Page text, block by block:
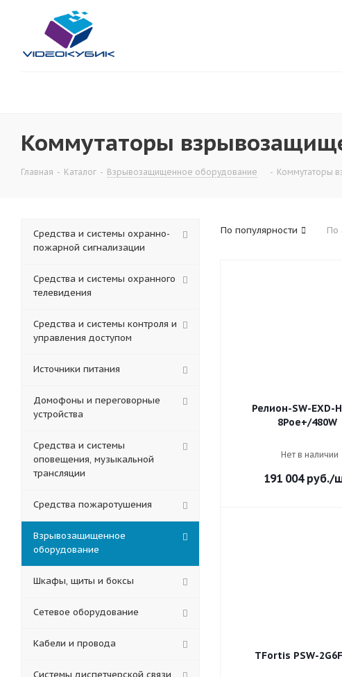
Коммутаторы
Главная - Каталог - Взрывозащищенное оборудование - Коммутаторы
По популярности По
Релион-SW-EXD-
8Poe+/480W
Нет в наличии
191 004руб./
TFortis PSW-
Средства и системы охранно-
пожарной сигнализации
Средства и системы охранного
телевидения
Средства и системы контроля и
управления доступом
Источники питания
Домофоны и переговорные
устройства
Средства и системы
оповещения, музыкальной
трансляции
Средства пожаротушения
Взрывозащищенное
оборудование
Шкафы, щиты и боксы
Сетевое оборудование
Кабели и провода
Системы диспетчерской связи